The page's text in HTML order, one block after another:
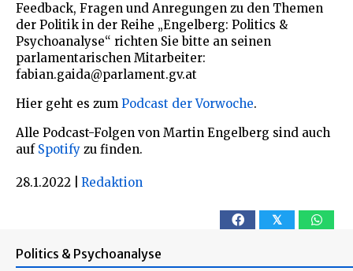
Feedback, Fragen und Anregungen zu den Themen
der Politik in der Reihe „Engelberg: Politics &
Psychoanalyse“ richten Sie bitte an seinen
parlamentarischen Mitarbeiter:
fabian.gaida@parlament.gv.at
Hier geht es zum Podcast der Vorwoche.
Alle Podcast-Folgen von Martin Engelberg sind auch
auf Spotify zu finden.
28.1.2022 Redaktion
𝕏
Politics & Psychoanalyse